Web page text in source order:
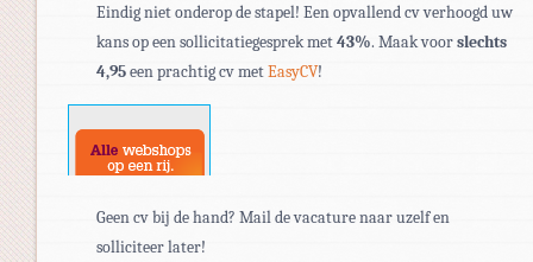
bestandstypen:
pdf,
doc,
docx.
Eindig niet onderop de stapel! Een opvallend cv verhoogd uw
kans op een sollicitatiegesprek met43%. Maak voorslechts
4,95een prachtig cv metEasyCV!
Geen cv bij de hand? Mail de vacature naar uzelf en
solliciteer later!